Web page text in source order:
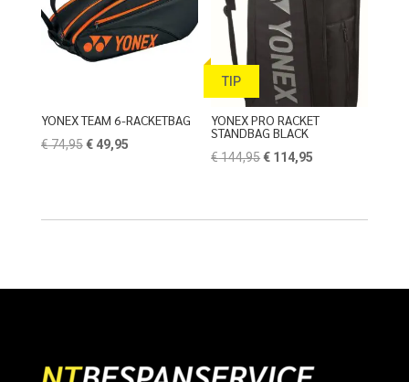
YONEX TEAM 6-RACKETBAG
€74,95 Oorspronkelijke
€49,95Huidige
TIP
YONEX PRO RACKET
STANDBAG BLACK
€144,95Oorspronkelijke
€ 114,95